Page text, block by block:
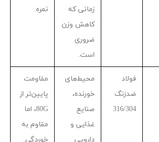
زمانی که
کاهش وزن
ضروری
است.
نمره.
فولاد
ضدزنگ
304
/
316
محیط‌های
خورنده،
صنایع
غذایی و
دارویی
مقاومت
پایین‌تر از
G
80، اما
مقاوم به
خوردگی.